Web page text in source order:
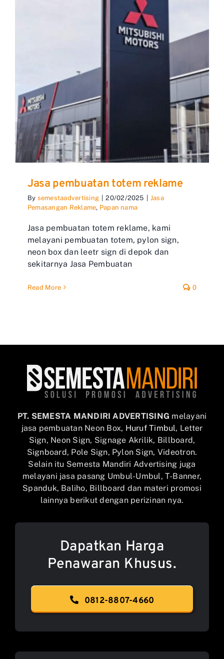
Jasa pembuatan totem reklame
By semestaadvertising 20/02/2025
Jasa
Pemasangan Reklame, Papan nama
Jasa pembuatan totem reklame, kami
melayani pembuatan totem, pylon sign,
neon box dan leetr sign di depok dan
sekitarnya Jasa Pembuatan
Read More 0
PT. SEMESTA MANDIRI ADVERTISING melayani
jasa pembuatan Neon Box, Huruf Timbul, Letter
Sign, Neon Sign, Signage Akrilik, Billboard,
Signboard, Pole Sign, Pylon Sign, Videotron.
Selain itu Semesta Mandiri Advertising juga
melayani jasa pasang Umbul-Umbul, T-Banner,
Spanduk, Baliho, Billboard dan materi promosi
lainnya berikut dengan perizinan nya.
Dapatkan Harga
Penawaran Khusus.
0812-8807-4660